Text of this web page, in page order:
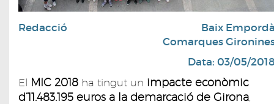
Redacció
Baix
Comarques
Data: 03/05/
El MIC 2018 ha tingut un impacte econòmic
d’11.483.195 euros a la demarcació de Girona